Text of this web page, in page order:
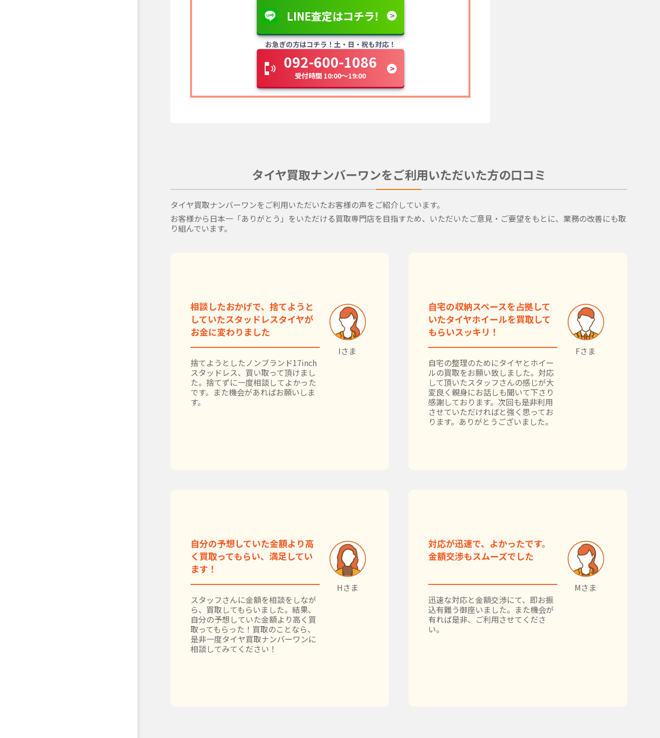
LINE査定はコチラ！
お急ぎの方はコチラ！土・日・祝も対応！
092-600-1086
受付時間 10:00～19:00
タイヤ買取ナンバーワンをご利用いただいた方の口コミ
タイヤ買取ナンバーワンをご利用いただいたお客様の声をご紹介しています。
お客様から日本一「ありがとう」をいただける買取専門店を目指すため、いただいたご意見・ご要望をもとに、業務の改善にも取
り組んでいます。
相談したおかげで、捨てようと
していたスタッドレスタイヤが
お金に変わりました
捨てようとしたノンブランド17inch
スタッドレス、買い取って頂けまし
た。捨てずに一度相談してよかった
です。また機会があればお願いしま
す。
Iさま
自宅の収納スペースを占拠して
いたタイヤホイールを買取して
もらいスッキリ！
自宅の整理のためにタイヤとホイー
ルの買取をお願い致しました。対応
して頂いたスタッフさんの感じが大
変良く親身にお話しも聞いて下さり
感謝しております。次回も是非利用
させていただければと強く思ってお
ります。ありがとうございました。
Fさま
自分の予想していた金額より高
く買取ってもらい、満足してい
ます！
スタッフさんに金額を相談をしなが
ら、買取してもらいました。結果、
自分の予想していた金額より高く買
取ってもらった！買取のことなら、
是非一度タイヤ買取ナンバーワンに
相談してみてください！
Hさま
対応が迅速で、よかったです。
金額交渉もスムーズでした
迅速な対応と金額交渉にて、即お振
込有難う御座いました。また機会が
有れば是非、ご利用させてくださ
い。
Mさま